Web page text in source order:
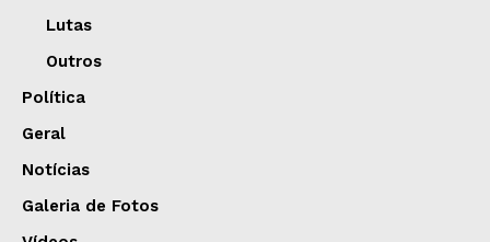
Lutas
Outros
Política
Geral
Notícias
Galeria de Fotos